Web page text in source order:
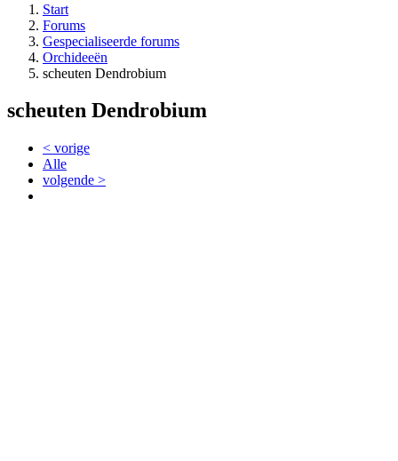
Start
Forums
Gespecialiseerde forums
Orchideeën
scheuten Dendrobium
scheuten Dendrobium
< vorige
Alle
volgende >